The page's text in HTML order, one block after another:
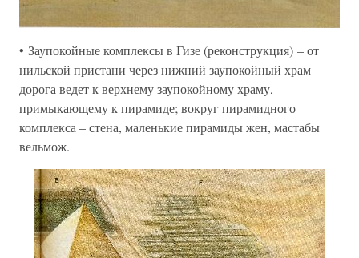
• Заупокойные комплексы в Гизе (реконструкция) – от
нильской пристани через нижний заупокойный храм
дорога ведет к верхнему заупокойному храму,
примыкающему к пирамиде; вокруг пирамидного
комплекса – стена, маленькие пирамиды жен, мастабы
вельмож.